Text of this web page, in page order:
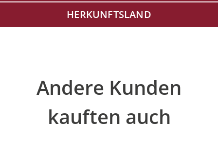
HERKUNFTSLAND
Andere Kunden
kauften auch